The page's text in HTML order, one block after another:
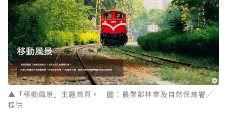
▲「移動風景」主題首頁。 圖：農業部林業及自然保育署／
提供